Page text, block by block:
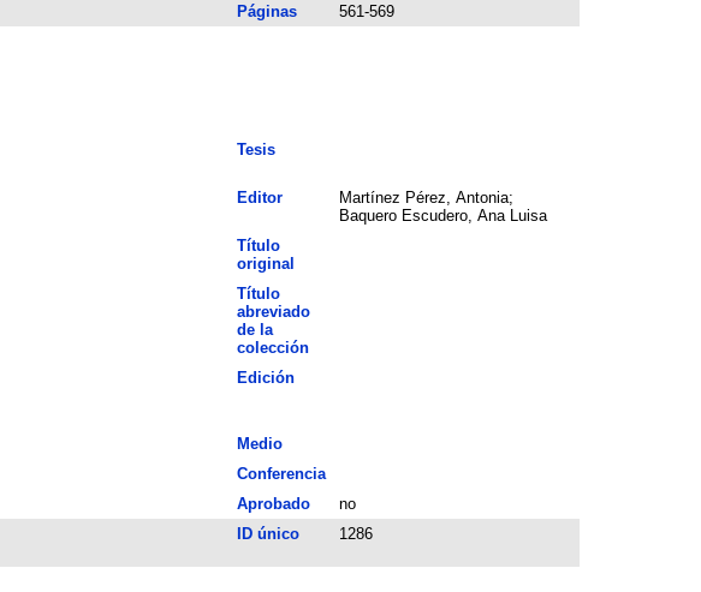
Páginas
561-569
Tesis
Editor
Martínez Pérez, Antonia;
Baquero Escudero, Ana Luisa
Título
original
Título
abreviado
de la
colección
Edición
Medio
Conferencia
Aprobado
no
ID único 1286